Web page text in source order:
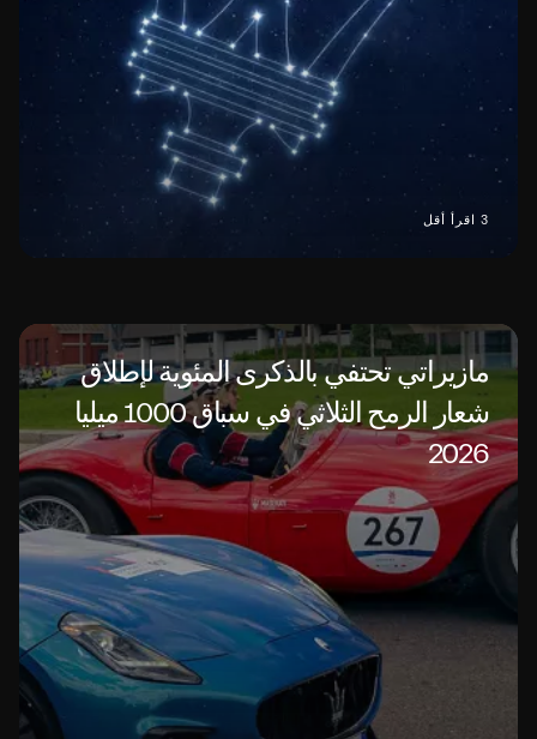
3 اقرأ أقل
مازيراتي تحتفي بالذكرى المئوية لإطلاق
شعار الرمح الثلاثي في سباق 1000 ميليا
2026